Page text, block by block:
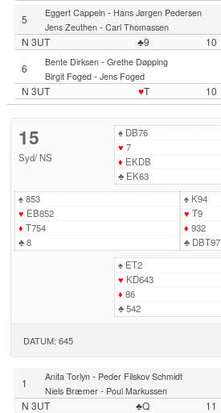
5
Eggert Cappeln- Hans Jørgen Pedersen
Jens Zeuthen- Carl Thomassen
N 3UT ♣9 10
6
Bente Dirksen- Grethe Døpping
Birgit Foged- Jens Foged
N 3UT ♥T 10
15
Syd/ NS
♠DB76
♥ 7
♦ EKDB
♣EK63
♠853
♥ EB852
♦ T754
♣8
♠K94
♥ T9
♦ 932
♣DBT97
♠ET2
♥ KD643
♦ 86
♣542
DATUM: 645
1 Anita Torlyn- Peder Filskov Schmidt
Niels Bræmer- Poul Markussen
N 3UT ♣Q 11